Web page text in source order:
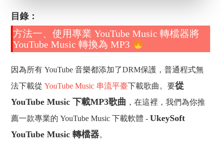
目錄：
方法一、使用專業 YouTube Music 轉檔器將
YouTube Music 轉換為 MP3
因為所有 YouTube 音樂都添加了DRM保護，普通程式無
法下載從YouTube Music 串流平臺下載歌曲。要從
YouTube Music 下載MP3歌曲 ，在這裡，我們為你推
薦一款專業的 YouTube Music 下載軟體 -UkeySoft
YouTube Music 轉檔器。